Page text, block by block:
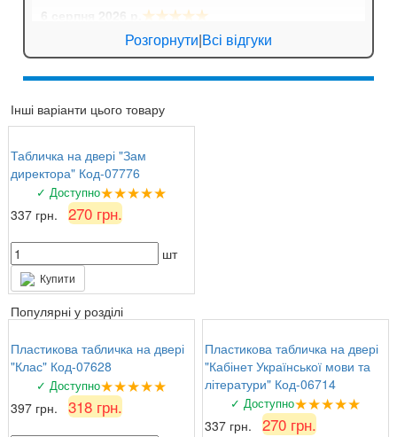
★★★★★
Катерина Біла: Порадувала швидка доставка.
Замовляли кишені для стендів, все чітко,
тримають аркуші надійно.
5 серпня 2026 р.★★★★★
Сергій: Ціна та якість супер!
Розгорнути|Всі відгуки
Інші варіанти цього товару
Табличка на двері "Зам
директора" Код-07776
✓ Доступно★★★★★
337 грн. 270 грн.
шт
Купити
Популярні у розділі
Пластикова табличка на двері
"Клас" Код-07628
✓ Доступно★★★★★
397 грн. 318 грн.
Пластикова табличка на двері
"Кабінет Української мови та
літератури" Код-06714
✓ Доступно★★★★★
337 грн. 270 грн.